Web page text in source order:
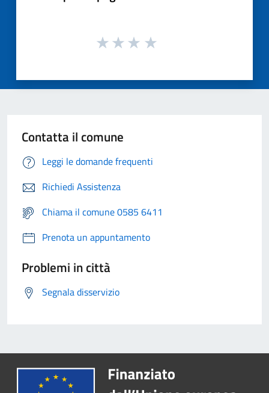
Contatta il comune
Leggi le domande frequenti
Richiedi Assistenza
Chiama il comune 0585 6411
Prenota un appuntamento
Problemi in città
Segnala disservizio